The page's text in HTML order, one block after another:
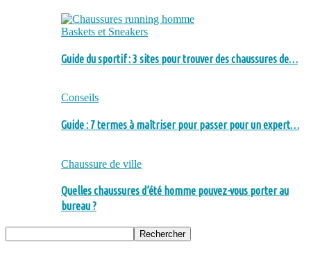
Baskets et Sneakers
Guide du sportif : 3 sites pour trouver des chaussures de…
Conseils
Guide : 7 termes à maîtriser pour passer pour un expert…
Chaussure de ville
Quelles chaussures d’été homme pouvez-vous porter au
bureau ?